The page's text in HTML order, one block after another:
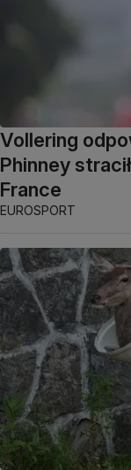
Vollering
Phinney
France
EUROSPORT